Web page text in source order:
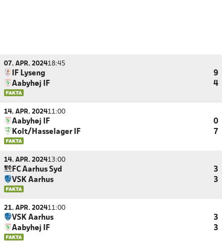
07. APR. 202418:45
IF Lyseng
9
Aabyhøj IF
4
14. APR. 202411:00
Aabyhøj IF
0
Kolt/Hasselager IF
7
14. APR. 202413:00
FC Aarhus Syd
3
VSK Aarhus
3
21. APR. 202411:00
VSK Aarhus
3
Aabyhøj IF
3